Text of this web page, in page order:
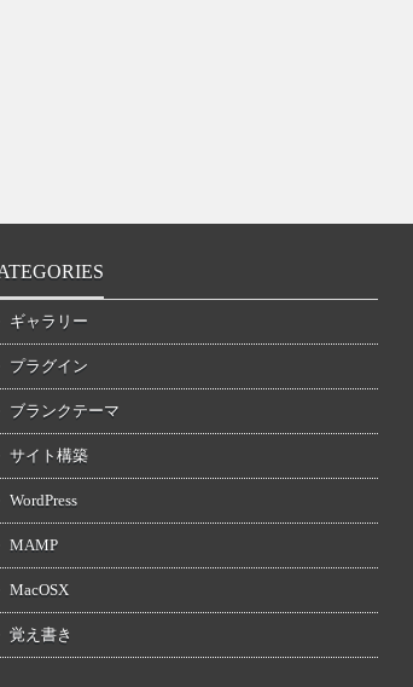
ギャラリー
プラグイン
ブランクテーマ
サイト構築
WordPress
MAMP
MacOSX
覚え書き